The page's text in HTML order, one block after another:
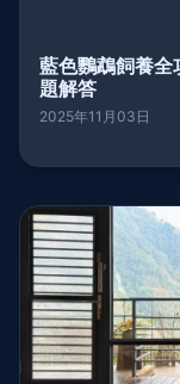
藍色鸚鵡飼養全
題解答
2025年11月03日